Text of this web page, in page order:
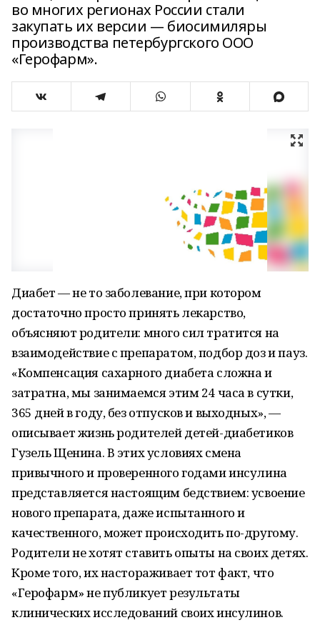
во многих регионах России стали
закупать их версии — биосимиляры
производства петербургского ООО
«Герофарм».
Диабет — не то заболевание, при котором
достаточно просто принять лекарство,
объясняют родители: много сил тратится на
взаимодействие с препаратом, подбор доз и пауз.
«Компенсация сахарного диабета сложна и
затратна, мы занимаемся этим 24 часа в сутки,
365 дней в году, без отпусков и выходных», —
описывает жизнь родителей детей-диабетиков
Гузель Щенина. В этих условиях смена
привычного и проверенного годами инсулина
представляется настоящим бедствием: усвоение
нового препарата, даже испытанного и
качественного, может происходить по-другому.
Родители не хотят ставить опыты на своих детях.
Кроме того, их настораживает тот факт, что
«Герофарм» не публикует результаты
клинических исследований своих инсулинов.